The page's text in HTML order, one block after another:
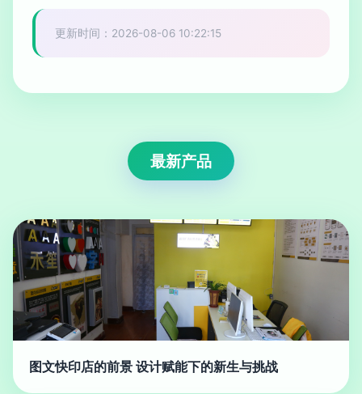
更新时间：2026-08-06 10:22:15
最新产品
图文快印店的前景 设计赋能下的新生与挑战